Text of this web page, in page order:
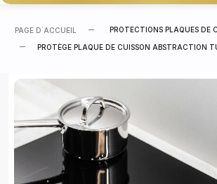
PAGE D΄ACCUEIL PROTECTIONS PLAQUES DE
PROTÈGE PLAQUE DE CUISSON ABSTRACTION